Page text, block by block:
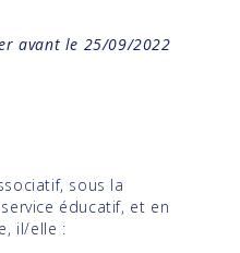
avant le 25/09/2022
sous la
éducatif, et en
il/elle :